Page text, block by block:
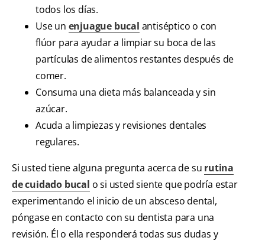
todos los días.
Use un enjuague bucal antiséptico o con
flúor para ayudar a limpiar su boca de las
partículas de alimentos restantes después de
comer.
Consuma una dieta más balanceada y sin
azúcar.
Acuda a limpiezas y revisiones dentales
regulares.
Si usted tiene alguna pregunta acerca de su rutina
de cuidado bucal o si usted siente que podría estar
experimentando el inicio de un absceso dental,
póngase en contacto con su dentista para una
revisión. Él o ella responderá todas sus dudas y